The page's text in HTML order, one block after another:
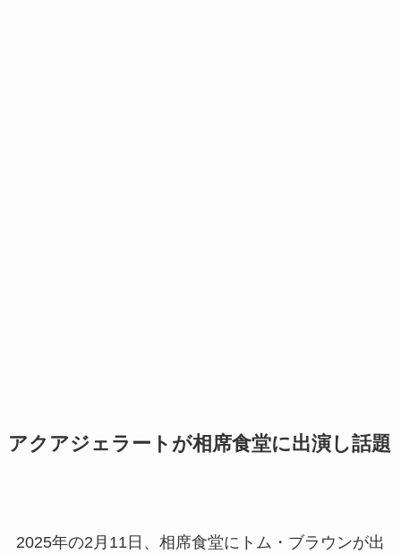
アクアジェラートが相席食堂に出演し話題
2025年の2月11日、相席食堂にトム・ブラウンが出